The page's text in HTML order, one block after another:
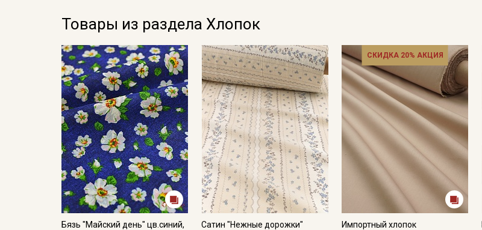
Товары из раздела Хлопок
Бязь "Майский день" цв.синий,
Сатин "Нежные дорожки"
СКИДКА 20% АКЦИЯ
Импортный хлопок